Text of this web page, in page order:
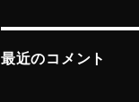
最近のコメント